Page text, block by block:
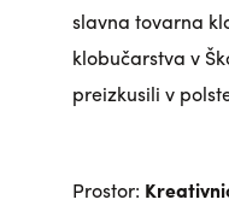
slavna tovarna
klobučarstva v
preizkusili v
Prostor: